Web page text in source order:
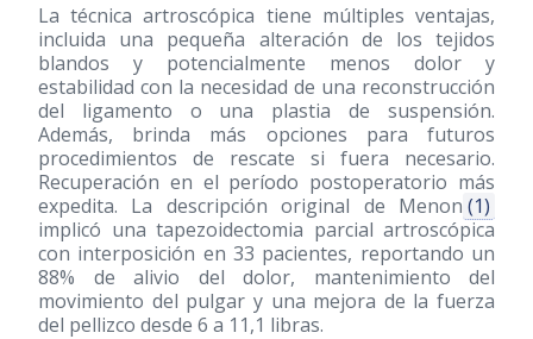
La técnica artroscópica tiene múltiples ventajas,
incluida una pequeña alteración de los tejidos
blandos y potencialmente menos dolor y
estabilidad con la necesidad de una reconstrucción
del ligamento o una plastia de suspensión.
Además, brinda más opciones para futuros
procedimientos de rescate si fuera necesario.
Recuperación en el período postoperatorio más
expedita. La descripción original de Menon (1)
implicó una tapezoidectomia parcial artroscópica
con interposición en 33 pacientes, reportando un
88% de alivio del dolor, mantenimiento del
movimiento del pulgar y una mejora de la fuerza
del pellizco desde 6 a 11,1 libras.